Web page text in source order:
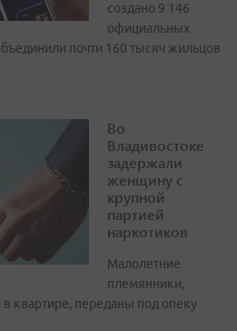
создано 9 146
официальных
почти 160 тысяч жильцов
Во
Владивостоке
задержали
женщину с
крупной
партией
наркотиков
Малолетние
племянники,
квартире, переданы под опеку